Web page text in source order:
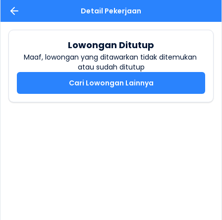
Detail Pekerjaan
Lowongan Ditutup
Maaf, lowongan yang ditawarkan tidak ditemukan
atau sudah ditutup
Cari Lowongan Lainnya